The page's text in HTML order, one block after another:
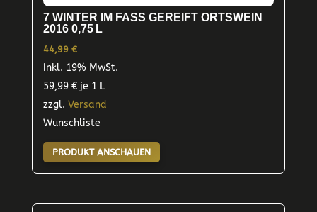
7 WINTER IM FASS GEREIFT ORTSWEIN
2016 0,75 L
44,99 €
inkl. 19% MwSt.
59,99 €je 1 L
zzgl. Versand
Wunschliste
PRODUKT ANSCHAUEN